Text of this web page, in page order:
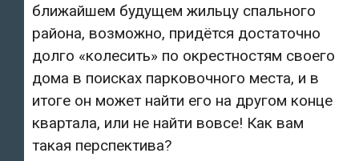
ближайшем будущем жильцу спального
района, возможно, придётся достаточно
долго «колесить» по окрестностям своего
дома в поисках парковочного места, и в
итоге он может найти его на другом конце
квартала, или не найти вовсе! Как вам
такая перспектива?